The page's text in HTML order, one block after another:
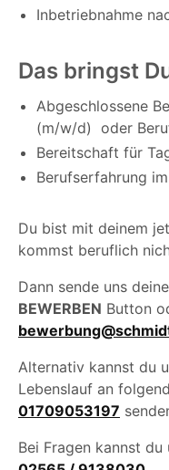
Inbetriebnahme
Das bringst
Abgeschlossene
(m/w/d) oder
Bereitschaft für
Berufserfahrung
Du bist mit deinem
kommst beruflich
Dann sende uns
BEWERBEN Button
Alternativ kannst du
Lebenslauf an
01709053197
Bei Fragen kannst